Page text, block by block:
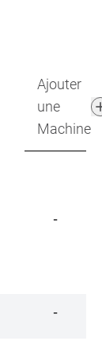
Ajouter
une
Machine
-
-